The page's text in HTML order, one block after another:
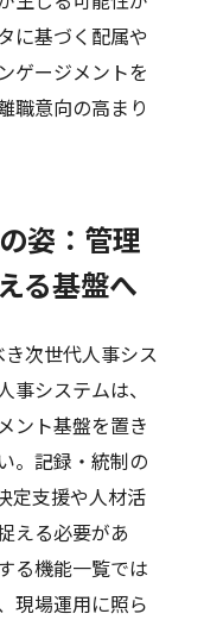
に基づく配属や
ゲージメントを
職意向の高まり
姿：管理
る基盤へ
次世代人事シス
システムは、
ント基盤を置き
。記録・統制の
定支援や人材活
える必要があ
る機能一覧では
現場運用に照ら